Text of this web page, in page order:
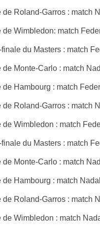
de Roland-Garros : match
de Wimbledon: match
du Mast­ers : match
de Monte-Carlo : match
de Ham­bourg : match
de Roland-Garros : match
de Wimbledon : match
du Mast­ers : match
de Monte-Carlo : match
de Ham­bourg : match
de Roland-Garros : match
de Wimbledon : match